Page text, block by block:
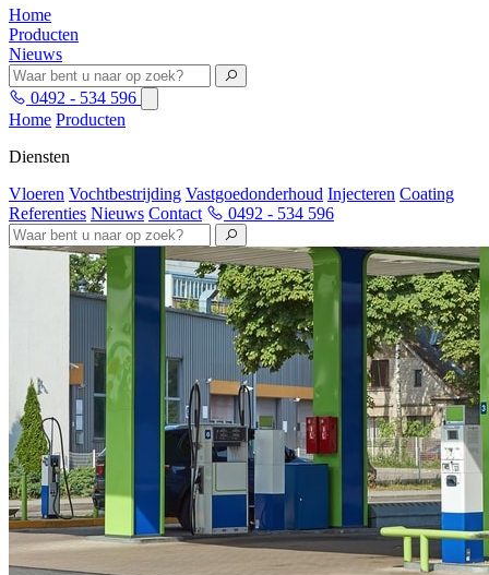
Home
Producten
Nieuws
0492 - 534 596
Home Producten
Diensten
Vloeren Vochtbestrijding Vastgoedonderhoud Injecteren Coating
Referenties Nieuws Contact 0492 - 534 596